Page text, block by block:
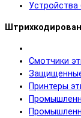
Устройства
Смотчики
Принтеры